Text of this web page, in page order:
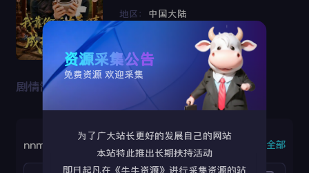
地区： 中国大陆
更新时间： 2026-05-11 02:15:35
剧情简介：
nnm3u8 复制全部
资源采集公告
免费资源 欢迎采集
为了广大站长更好的发展自己的网站
本站特此推出长期扶持活动
即日起凡在《牛牛资源》进行采集资源的站